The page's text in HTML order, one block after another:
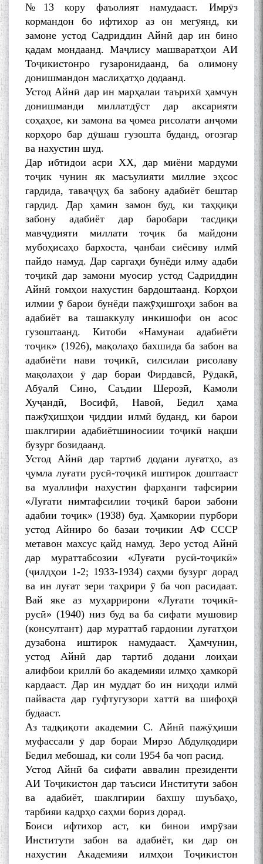
№13 кору фаъолият намудааст. Имрӯз
кормандон бо ифтихор аз он мегӯянд, ки
замоне устод Садриддин Айнӣ дар ин бино
қадам мондаанд. Маҷлису машваратҳои АИ
Тоҷикистонро гузаронидаанд, ба олимону
донишмандон маслиҳатҳо додаанд.
Устод Айнӣ дар ин марҳалаи таърихӣ ҳамчун
донишманди миллатдӯст дар аксарияти
соҳаҳое, ки замона ва ҷомеа рисолати анҷоми
корҳоро бар дӯшаш гузошта буданд, оғозгар
ва нахустин шуд.
Дар ибтидои асри ХХ, дар миёни мардуми
тоҷик чунин як масъулияти миллие эҳсос
гардида, таваҷҷуҳ ба забону адабиёт бештар
гардид. Дар ҳамин замон буд, ки таҳқиқи
забону адабиёт дар баробари тасдиқи
мавҷудияти миллати тоҷик ба майдони
мубоҳисаҳо бархоста, ҷанбаи сиёсиву илмӣ
пайдо намуд. Дар саргаҳи бунёди илму адаби
тоҷикӣ дар замони муосир устод Садриддин
Айнӣ гомҳои нахустин бардоштаанд. Корҳои
илмии ӯ барои бунёди пажӯҳишгоҳи забон ва
адабиёт ва ташаккулу инкишофи он асос
гузоштаанд. Китоби «Намунаи адабиёти
тоҷик» (1926), мақолаҳо бахшида ба забон ва
адабиёти нави тоҷикӣ, силсилаи рисолаву
мақолаҳои ӯ дар бораи Фирдавсӣ, Рӯдакӣ,
Абӯалӣ Сино, Саъдии Шерозӣ, Камоли
Хуҷандӣ, Восифӣ, Навоӣ, Бедил ҳама
пажӯҳишҳои ҷиддии илмӣ буданд, ки барои
шаклгирии адабиётшиносиии тоҷикӣ нақши
бузург бозидаанд.
Устод Айнӣ дар тартиб додани луғатҳо, аз
ҷумла луғати русӣ-тоҷикӣ иштирок доштааст
ва муаллифи нахустин фарҳанги тафсирии
«Луғати нимтафсилии тоҷикӣ барои забони
адабии тоҷик» (1938) буд. Ҳамкории пурбори
устод Айниро бо базаи тоҷикии АФ СССР
метавон махсус қайд намуд. Зеро устод Айнӣ
дар мураттабсозии «Луғати русӣ-тоҷикӣ»
(ҷилдҳои 1-2; 1933-1934) саҳми бузург дорад
ва ин луғат зери таҳрири ӯ ба чоп расидаат.
Вай яке аз муҳаррирони «Луғати тоҷикӣ-
русӣ» (1940) низ буд ва ба сифати мушовир
(консултант) дар мураттаб гардонии луғатҳои
дузабона иштирок намудааст. Ҳамчунин,
устод Айнӣ дар тартиб додани лоиҳаи
алифбои криллӣ бо академияи илмҳо ҳамкорӣ
кардааст. Дар ин муддат бо ин ниҳоди илмӣ
пайваста дар гуфтугузори хаттӣ ва шифоҳӣ
будааст.
Аз тадқиқоти академии С. Айнӣ пажӯҳиши
муфассали ӯ дар бораи Мирзо Абдулқодири
Бедил мебошад, ки соли 1954 ба чоп расид.
Устод Айнӣ ба сифати аввалин президенти
АИ Тоҷикистон дар таъсиси Институти забон
ва адабиёт, шаклгирии бахшу шуъбаҳо,
тарбияи кадрҳо саҳми бориз дорад.
Боиси ифтихор аст, ки бинои имрӯзаи
Институти забон ва адабиёт, ки дар он
нахустин Академияи илмҳои Тоҷикистон
БА МУНОСИБАТИ
БУЗУРГДОШТИ РӮЗИ РӮДАКӢ
Дар Академияи миллии
илмҳои Тоҷикистон бахшида
ба 100-солагии мунаққиду
адабиётшинос Соҳиб
Табаров ҳамоиши илмӣ-
назариявӣ баргузор гардид.
МАВЛОНО ҶАЛОЛИДДИНИ
БАЛХӢ БУЗУРГТАРИН
МУТАФАККИР ВА ОРИФИ
ЗАБОНУ АДАБИ ТОҶИК
به عبارت دیگر: گفتگو با مومن
قناعت Mumin Qanoat
Сухбати навқаламон бо
Муъмин Қаноат\Meeting of
young talents with Mumyin
Kanoat
The Persian Gulf Beautiful
poetry from Устод Мумин
Қаноат (Ustod Mumin Qanoat)
and Master Mehryar
Mehrafarin about the conflict
of the name of the Persian
Gulf
Сайри Дарвоз бо Мӯъмин
Қаноат: Чанор ҳам "гап"
мезанад